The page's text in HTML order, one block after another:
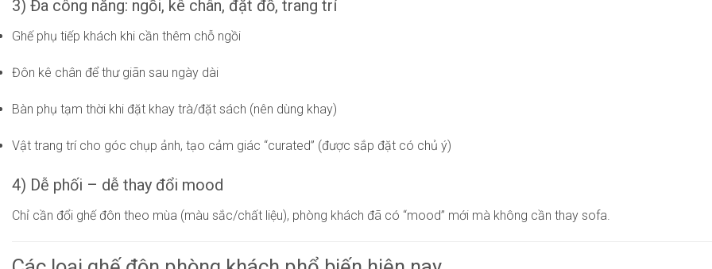
3) Đa công năng: ngồi, kê chân, đặt đồ, trang trí
Ghế phụ tiếp khách khi cần thêm chỗ ngồi
Đôn kê chân để thư giãn sau ngày dài
Bàn phụ tạm thời khi đặt khay trà/đặt sách (nên dùng khay)
Vật trang trí cho góc chụp ảnh, tạo cảm giác “curated” (được sắp đặt có chủ ý)
4) Dễ phối – dễ thay đổi mood
Chỉ cần đổi ghế đôn theo mùa (màu sắc/chất liệu), phòng khách đã có “mood” mới mà không cần thay sofa.